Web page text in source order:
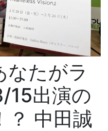
なたがラ
15出演の
？ 中田誠